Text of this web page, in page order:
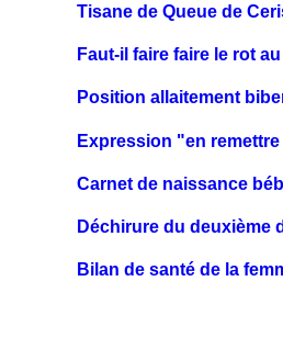
Tisane de Queue de
Faut-il faire faire le rot
Position allaitement
Expression "en
Carnet de naissance
Déchirure du deuxième
Bilan de santé de la